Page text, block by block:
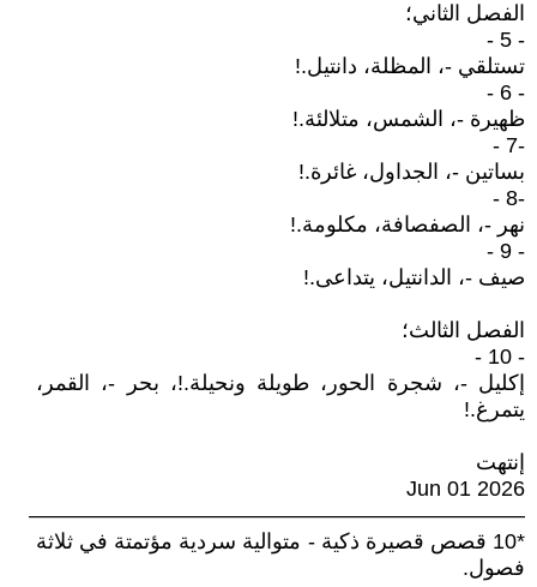
الفصل الثاني؛
- 5 -
تستلقي -، المظلة، دانتيل.!
- 6 -
ظهيرة -، الشمس، متلالئة.!
-7 -
بساتين -، الجداول، غائرة.!
-8 -
نهر -، الصفصافة، مكلومة.!
- 9 -
صيف -، الدانتيل، يتداعى.!
الفصل الثالث؛
- 10 -
إكليل -، شجرة الحور، طويلة ونحيلة.!، بحر -، القمر،
يتمرغ.!
إنتهت
Jun 01 2026
———————————————————————
*10 قصص قصيرة ذكية - متوالية سردية مؤتمتة في ثلاثة
فصول.